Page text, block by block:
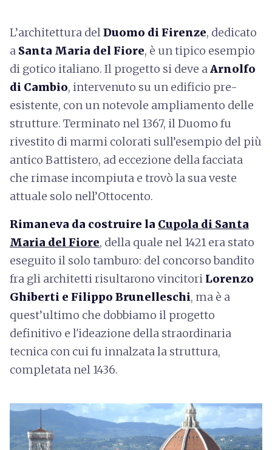
L’architettura delDuomo di Firenze, dedicato
a Santa Maria del Fiore, è un tipico esempio
di gotico italiano. Il progetto si deve aArnolfo
di Cambio, intervenuto su un edificio pre-
esistente, con un notevole ampliamento delle
strutture. Terminato nel 1367, il Duomo fu
rivestito di marmi colorati sull’esempio del più
antico Battistero, ad eccezione della facciata
che rimase incompiuta e trovò la sua veste
attuale solo nell’Ottocento.
Rimaneva da costruire la Cupola di Santa
Maria del Fiore, della quale nel 1421 era stato
eseguito il solo tamburo: del concorso bandito
fra gli architetti risultarono vincitori Lorenzo
Ghiberti e Filippo Brunelleschi, ma è a
quest’ultimo che dobbiamo il progetto
definitivo e l'ideazione della straordinaria
tecnica con cui fu innalzata la struttura,
completata nel 1436.